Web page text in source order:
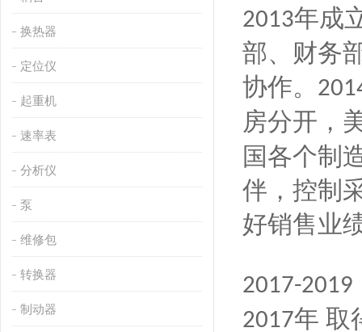
换热器
定位仪
起重机
速率表
分析仪
泵
维修包
转换器
制动器
2013年成
部、财务
协作。
房分开，
国各个制
伴，控制
好销售业
2017-2019
2017年 取